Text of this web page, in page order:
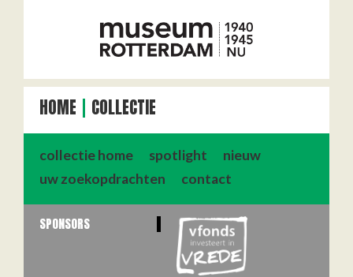
HOME COLLECTIE
collectie home spotlight
nieuw
uw zoekopdrachten
contact
SPONSORS